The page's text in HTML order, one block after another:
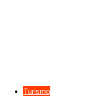
Turismo